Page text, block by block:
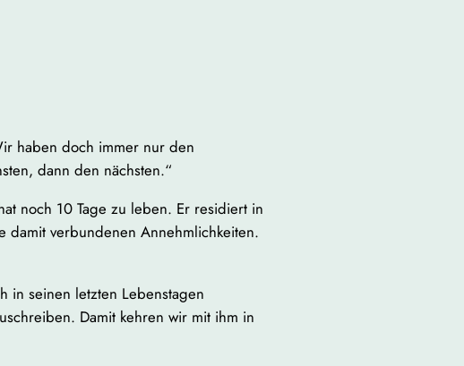
haben doch immer nur den
dann den nächsten.“
noch 10 Tage zu leben. Er residiert in
damit verbundenen Annehmlichkeiten.
in seinen letzten Lebenstagen
Damit kehren wir mit ihm in